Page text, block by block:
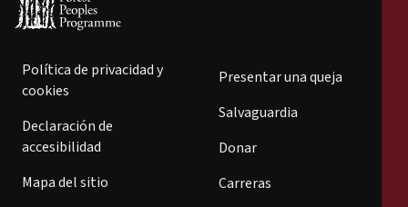
Política de privacidad y
cookies
Declaración de
accesibilidad
Mapa del sitio
Presentar una queja
Salvaguardia
Donar
Carreras